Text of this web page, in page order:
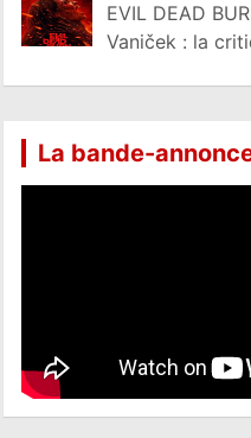
EVIL DEAD
Vaniček : la
La bande-